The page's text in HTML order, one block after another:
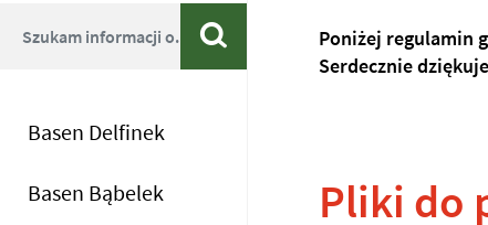
Wyszukiwarka
Basen Delfinek
Basen Bąbelek
Poniżej regulamin
Serdecznie
Pliki do